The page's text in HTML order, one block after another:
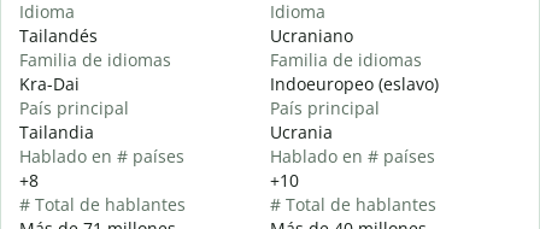
Idioma
Tailandés
Familia de idiomas
Kra-Dai
País principal
Tailandia
Hablado en # países
+8
# Total de hablantes
Idioma
Ucraniano
Familia de idiomas
Indoeuropeo (eslavo)
País principal
Ucrania
Hablado en # países
+10
# Total de hablantes